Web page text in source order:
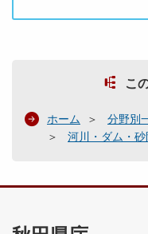
こ
ホーム 分野別
河川・ダム・砂